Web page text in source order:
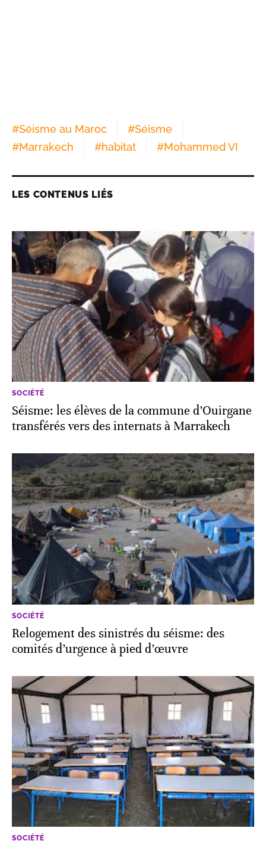
#Séisme au Maroc #Séisme
#Marrakech #habitat #Mohammed VI
LES CONTENUS LIÉS
SOCIÉTÉ
Séisme: les élèves de la commune d’Ouirgane
transférés vers des internats à Marrakech
SOCIÉTÉ
Relogement des sinistrés du séisme: des
comités d’urgence à pied d’œuvre
SOCIÉTÉ